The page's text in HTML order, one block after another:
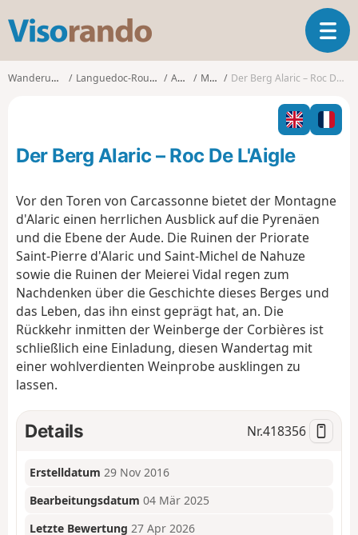
s
o
T
o
g
l
n
g
n
Wanderungen Languedoc-Roussillon Aude Moux Der Berg Alaric – Roc De L'Aigle
Der Berg Alaric – Roc De L'Aigle
Vor den Toren von Carcassonne bietet der Montagne
d'Alaric einen herrlichen Ausblick auf die Pyrenäen
und die Ebene der Aude. Die Ruinen der Priorate
Saint-Pierre d'Alaric und Saint-Michel de Nahuze
sowie die Ruinen der Meierei Vidal regen zum
Nachdenken über die Geschichte dieses Berges und
das Leben, das ihn einst geprägt hat, an. Die
Rückkehr inmitten der Weinberge der Corbières ist
schließlich eine Einladung, diesen Wandertag mit
einer wohlverdienten Weinprobe ausklingen zu
lassen.
Details Nr.418356
Erstelldatum 29 Nov 2016
Bearbeitungsdatum 04 Mär 2025
Letzte Bewertung 27 Apr 2026